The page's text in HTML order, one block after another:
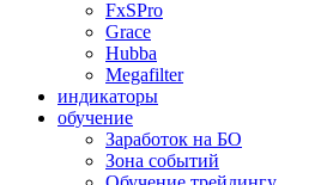
FxSPro
Grace
Hubba
Megafilter
индикаторы
обучение
Заработок на БО
Зона событий